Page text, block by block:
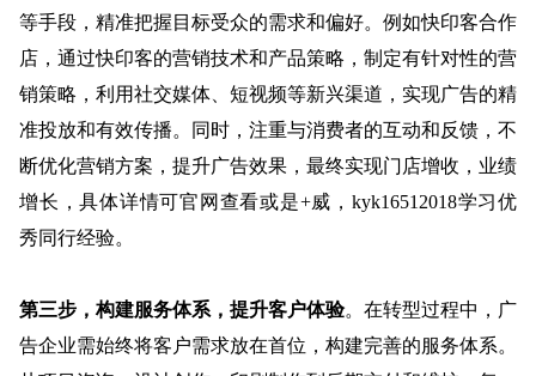
等手段，精准把握目标受众的需求和偏好。 例如快印客合作
店，通过快印客的营销技术和产品策略， 制定有针对性的营
销策略，利用社交媒体、短视频等新兴渠道，实现广告的精
准投放和有效传播。同时，注重与消费者的互动和反馈，不
断优化营销方案，提升广告效果 ， 最终实现门店增收，业绩
增长，具体详情可官网查看或是+威，kyk16512018学习优
秀同行经验。
第三步，构建服务体系，提升客户体验。在转型过程中，广
告企业需始终将客户需求放在首位，构建完善的服务体系。